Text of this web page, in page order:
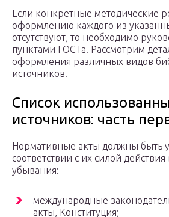
Если конкретные методические
оформлению каждого из
отсутствуют, то необходимо
пунктами ГОСТа. Рассмотрим
оформления различных видов
источников.
Список
источников: часть
Нормативные акты должны быть
соответствии с их силой
убывания:
международные
акты, Конституция;